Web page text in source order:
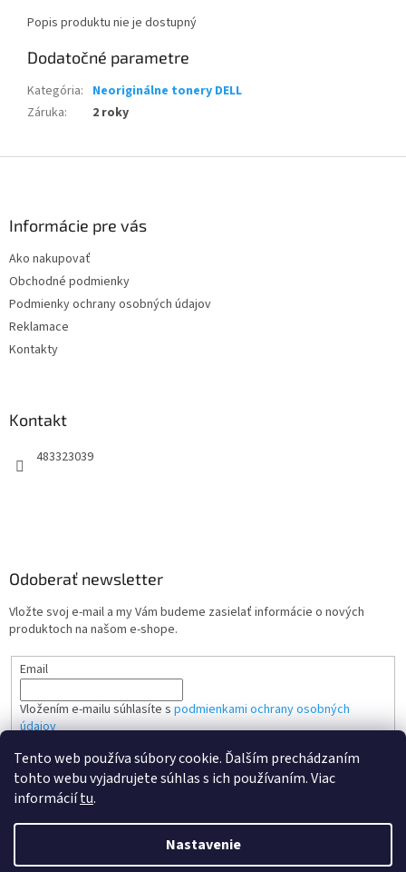
Tento web používa súbory cookie. Ďalším prechádzaním
tohto webu vyjadrujete súhlas s ich používaním. Viac
informáciítu.
Nastavenie
Popis produktu nie je dostupný
Dodatočné parametre
Kategória: Neoriginálne tonery DELL
Záruka: 2 roky
Informácie pre vás
Ako nakupovať
Obchodné podmienky
Podmienky ochrany osobných údajov
Reklamace
Kontakty
Kontakt
483323039
Odoberať newsletter
Vložte svoj e-mail a my Vám budeme zasielať informácie o nových
produktoch na našom e-shope.
Email
Vložením e-mailu súhlasíte s podmienkami ochrany osobných
údajov
PRIHLÁSIŤ SA
Vytvoril Shoptet